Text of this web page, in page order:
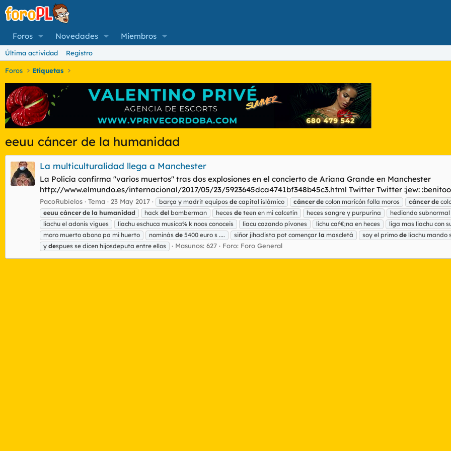
Foros Novedades Miembros
Última actividad Registro
Foros Etiquetas
eeuu cáncer de la humanidad
La multiculturalidad llega a Manchester
La Policía confirma "varios muertos" tras dos explosiones en el concierto de Ariana Grande en Manchester
http://www.elmundo.es/internacional/2017/05/23/5923645dca4741bf348b45c3.html Twitter Twitter :jew:
PacoRubielos Tema 23 May 2017 barça y madrit equipos de capital islámico cáncer de colon maricón folla moros cáncer de
eeuu cáncer de la humanidad hack del bomberman heces de teen en mi calcetín heces sangre y purpurina hediondo subnormal
liachu el adonis vigues
liachu eschuca musica% k noos conoceis liacu cazando pívones lichu caf€¡na en heces liga mas liachu con
moro muerto abono pa mi huerto
nominás de 5400 euro s .... siñor jihadista pot començar la mascletá soy el primo de liachu mando
y despues se dicen hijosdeputa entre ellos Masunos: 627 Foro: Foro General